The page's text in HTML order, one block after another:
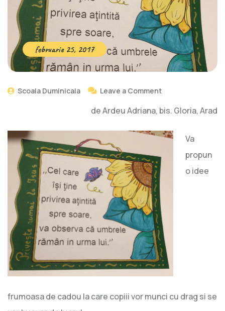
februarie 25, 2017
Scoala Duminicala Leave a Comment
de Ardeu Adriana, bis. Gloria, Arad
Va
propun
o idee
frumoasa de cadou la care copiii vor munci cu drag si se